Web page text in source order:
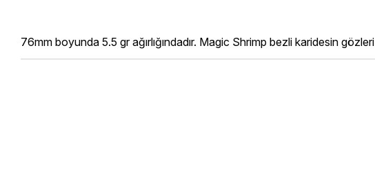
76mm boyunda 5.5 gr ağırlığındadır. Magic Shrimp bezli karidesin